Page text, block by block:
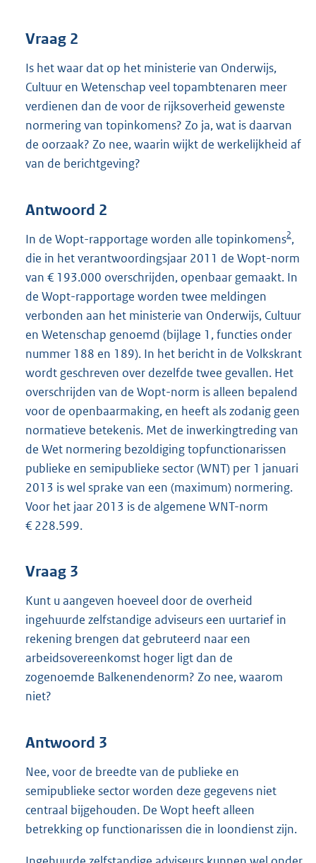
Vraag 2
Is het waar dat op het ministerie van Onderwijs,
Cultuur en Wetenschap veel topambtenaren meer
verdienen dan de voor de rijksoverheid gewenste
normering van topinkomens? Zo ja, wat is daarvan
de oorzaak? Zo nee, waarin wijkt de werkelijkheid af
van de berichtgeving?
Antwoord 2
In de Wopt-rapportage worden alle topinkomens2,
die in het verantwoordingsjaar 2011 de Wopt-norm
van € 193.000 overschrijden, openbaar gemaakt. In
de Wopt-rapportage worden twee meldingen
verbonden aan het ministerie van Onderwijs, Cultuur
en Wetenschap genoemd (bijlage 1, functies onder
nummer 188 en 189). In het bericht in de Volkskrant
wordt geschreven over dezelfde twee gevallen. Het
overschrijden van de Wopt-norm is alleen bepalend
voor de openbaarmaking, en heeft als zodanig geen
normatieve betekenis. Met de inwerkingtreding van
de Wet normering bezoldiging topfunctionarissen
publieke en semipublieke sector (WNT) per 1 januari
2013 is wel sprake van een (maximum) normering.
Voor het jaar 2013 is de algemene WNT-norm
€ 228.599.
Vraag 3
Kunt u aangeven hoeveel door de overheid
ingehuurde zelfstandige adviseurs een uurtarief in
rekening brengen dat gebruteerd naar een
arbeidsovereenkomst hoger ligt dan de
zogenoemde Balkenendenorm? Zo nee, waarom
niet?
Antwoord 3
Nee, voor de breedte van de publieke en
semipublieke sector worden deze gegevens niet
centraal bijgehouden. De Wopt heeft alleen
betrekking op functionarissen die in loondienst zijn.